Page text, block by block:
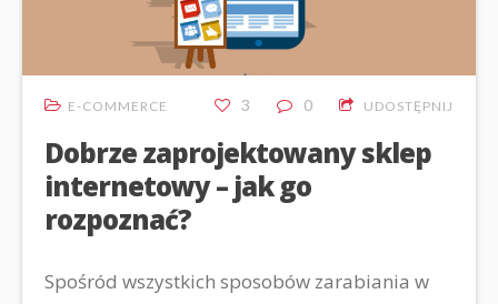
E-COMMERCE 3 0 UDOSTĘPNIJ
Dobrze zaprojektowany sklep
internetowy – jak go
rozpoznać?
Spośród wszystkich sposobów zarabiania w